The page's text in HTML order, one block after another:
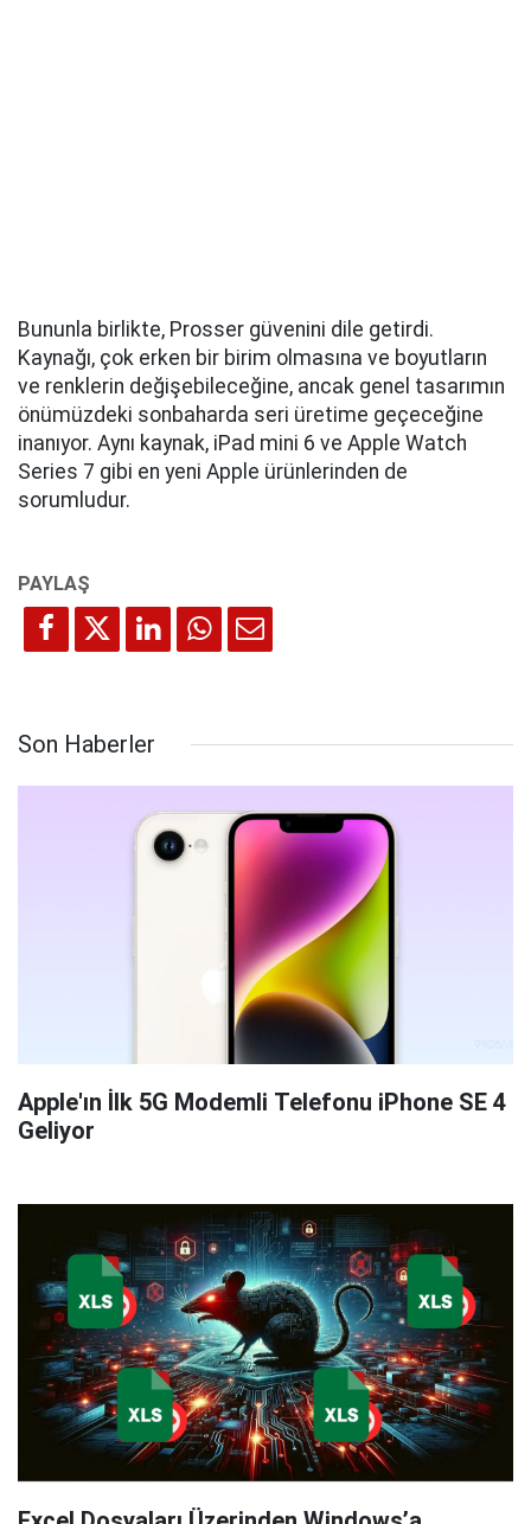
Bununla birlikte, Prosser güvenini dile getirdi.
Kaynağı, çok erken bir birim olmasına ve boyutların
ve renklerin değişebileceğine, ancak genel tasarımın
önümüzdeki sonbaharda seri üretime geçeceğine
inanıyor. Aynı kaynak, iPad mini 6 ve Apple Watch
Series 7 gibi en yeni Apple ürünlerinden de
sorumludur.
Son Haberler
Apple'ın İlk 5G Modemli Telefonu iPhone SE 4
Geliyor